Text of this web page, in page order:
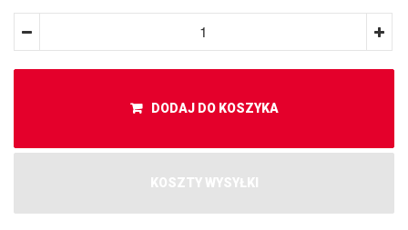
DODAJ DO KOSZYKA
KOSZTY WYSYŁKI